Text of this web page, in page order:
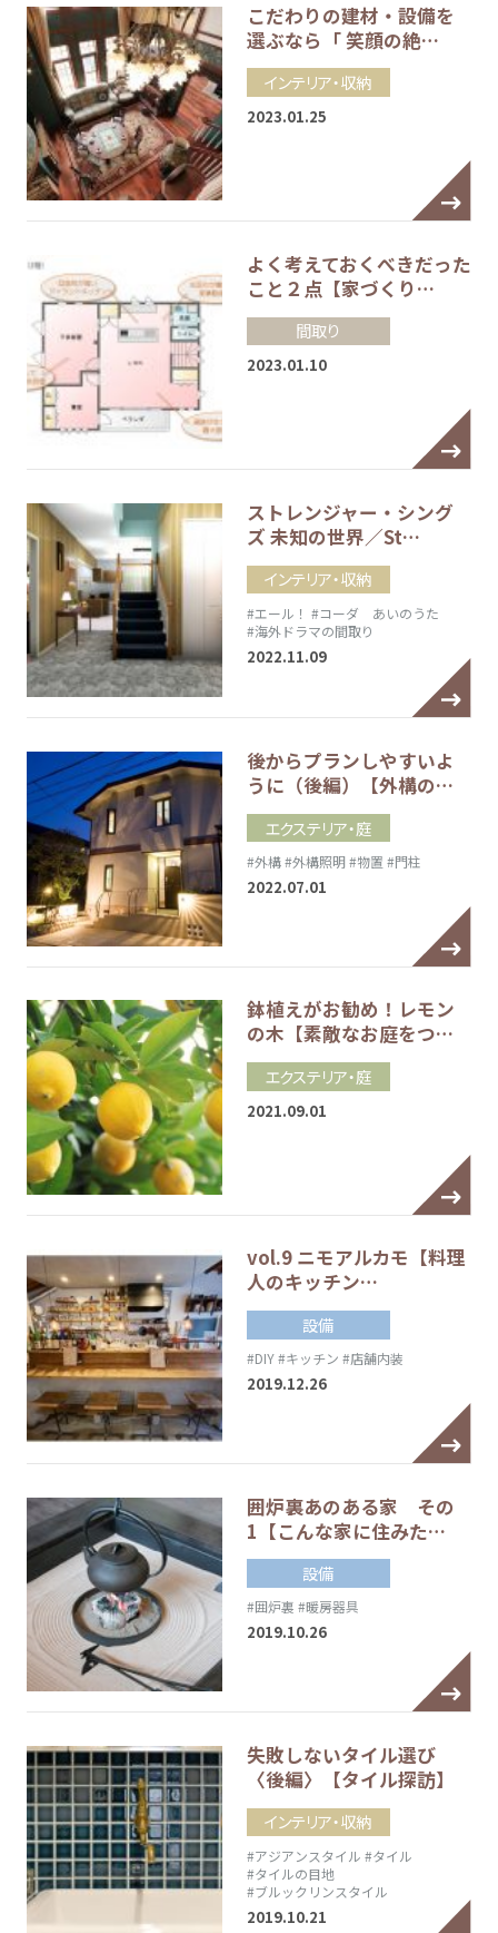
こだわりの建材・設備を
選ぶなら「 笑顔の絶…
インテリア・収納
2023.01.25
よく考えておくべきだった
こと２点【家づくり…
間取り
2023.01.10
ストレンジャー・シング
ズ 未知の世界／St…
インテリア・収納
#エール！ #コーダ あいのうた
#海外ドラマの間取り
2022.11.09
後からプランしやすいよ
うに（後編）【外構の…
エクステリア・庭
#外構#外構照明 #物置 #門柱
2022.07.01
鉢植えがお勧め！レモン
の木【素敵なお庭をつ…
エクステリア・庭
2021.09.01
vol.9 ニモアルカモ【料理
人のキッチン…
設備
#DIY#キッチン #店舗内装
2019.12.26
囲炉裏あのある家 その
1【こんな家に住みた…
設備
#囲炉裏 #暖房器具
2019.10.26
失敗しないタイル選び
〈後編〉【タイル探訪】
インテリア・収納
#アジアンスタイル #タイル
#タイルの目地
#ブルックリンスタイル
2019.10.21